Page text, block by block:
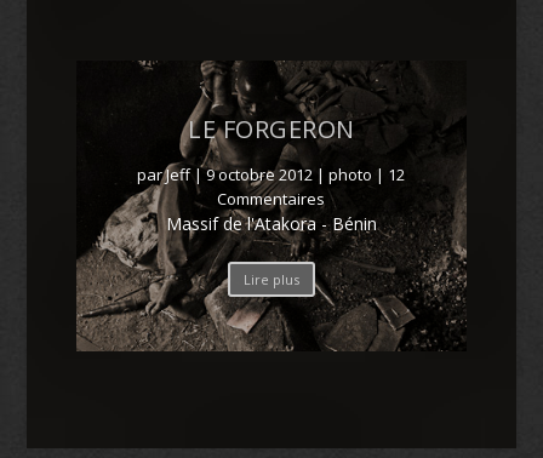
LE FORGERON
parJeff|9 octobre 2012 |photo | 12
Commentaires
Massif de l'Atakora - Bénin
Lire plus